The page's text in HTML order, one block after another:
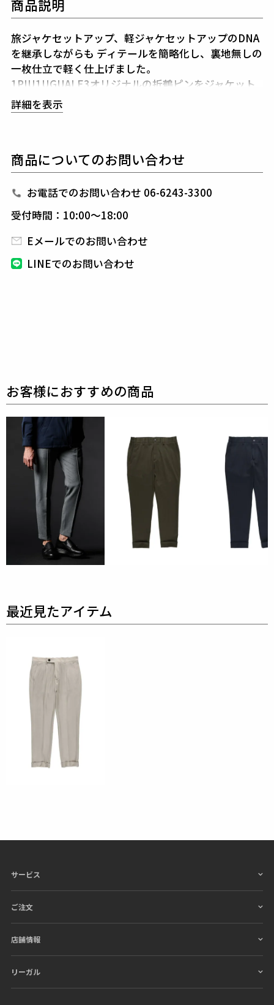
商品説明
旅ジャケセットアップ、軽ジャケセットアップのDNA
を継承しながらも ディテールを簡略化し、裏地無しの
一枚仕立で軽く仕上げました。
1PIU1UGUALE3オリジナルの折鶴ピンをジャケット
のラペルに付属しています。
共生地で作られた専用ポーチを付属することで
素材
表地 : ポリエステル85% ポリウレタン15%
別布 : キュプラ100%
しなやかな伸縮性と軽量性を兼ね備えた、2WAYトリ
コットメッシュ素材。
吸水速乾・UVカット・キックバックの良いストレッ
詳細を表示
商品についてのお問い合わせ
お電話でのお問い合わせ 06-6243-3300
受付時間：10:00～18:00
Eメールでのお問い合わせ
LINEでのお問い合わせ
サービス
ご注文
店舗情報
リーガル